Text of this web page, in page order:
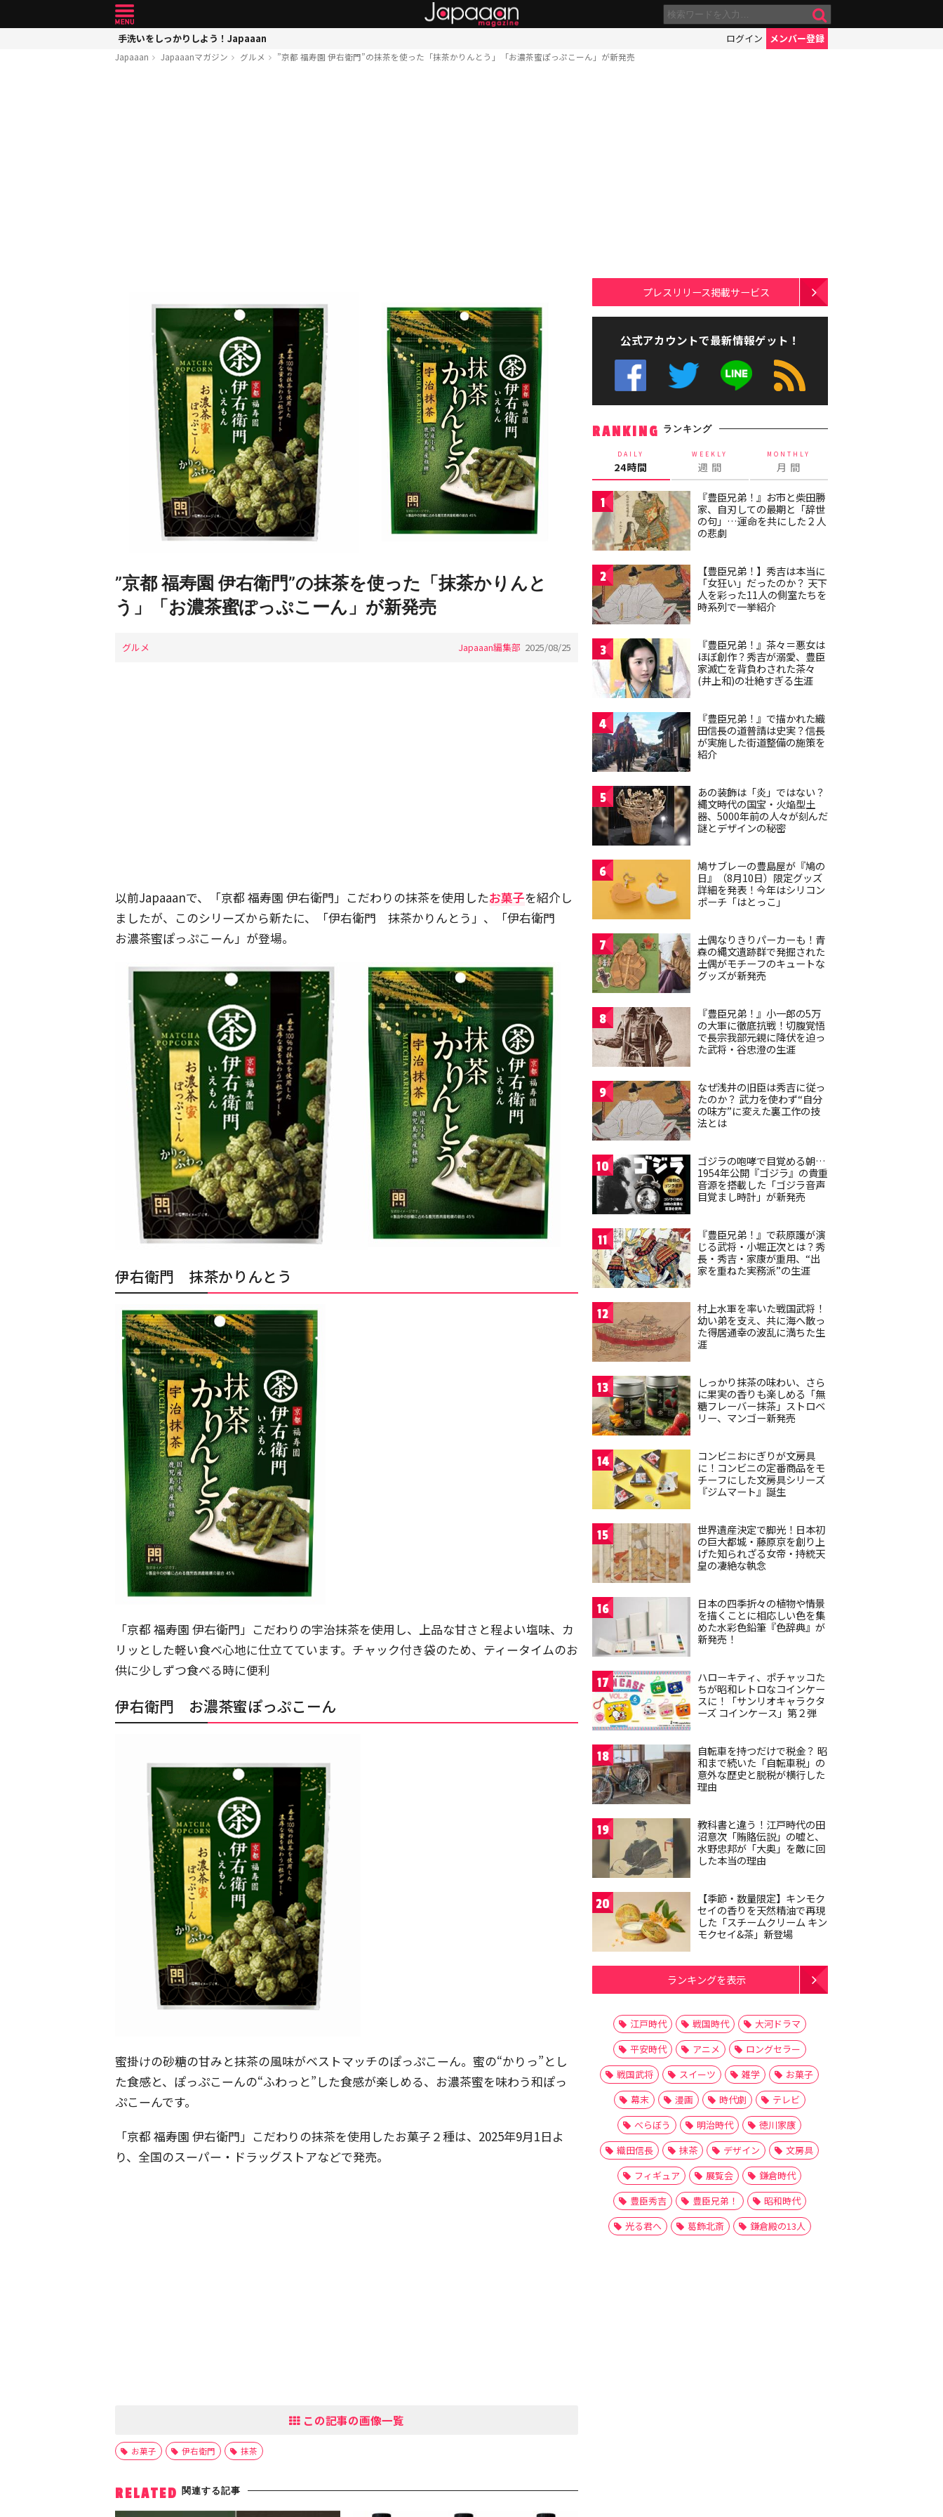
手洗いをしっかりしよう！Japaaan ログイン メンバー登録
Japaaan Japaaanマガジン グルメ ”京都 福寿園 伊右衛門”の抹茶を使った「抹茶かりんとう」「お濃茶蜜ぽっぷこーん」が新発売
”京都 福寿園 伊右衛門”の抹茶を使った「抹茶かりんと
う」「お濃茶蜜ぽっぷこーん」が新発売
グルメ Japaaan編集部 2025/08/25
以前Japaaanで、「京都 福寿園 伊右衛門」こだわりの抹茶を使用したお菓子を紹介し
ましたが、このシリーズから新たに、「伊右衛門 抹茶かりんとう」、「伊右衛門
お濃茶蜜ぽっぷこーん」が登場。
伊右衛門 抹茶かりんとう
「京都 福寿園 伊右衛門」こだわりの宇治抹茶を使用し、上品な甘さと程よい塩味、カ
リッとした軽い食べ心地に仕立てています。チャック付き袋のため、ティータイムのお
供に少しずつ食べる時に便利
伊右衛門 お濃茶蜜ぽっぷこーん
蜜掛けの砂糖の甘みと抹茶の風味がベストマッチのぽっぷこーん。蜜の“かりっ”とし
た食感と、ぽっぷこーんの“ふわっと”した食感が楽しめる、お濃茶蜜を味わう和ぽっ
ぷこーんです。
「京都 福寿園 伊右衛門」こだわりの抹茶を使用したお菓子２種は、2025年9月1日よ
り、全国のスーパー・ドラッグストアなどで発売。
この記事の画像一覧
お菓子 伊右衛門 抹茶
RELATED 関連する記事
プレスリリース掲載サービス
公式アカウントで最新情報ゲット！
RANKING ランキング
DAILY
24時間
WEEKLY
週 間
MONTHLY
月 間
1
『豊臣兄弟！』お市と柴田勝
家、自刃しての最期と「辞世
の句」…運命を共にした２人
の悲劇
2
【豊臣兄弟！】秀吉は本当に
「女狂い」だったのか？ 天下
人を彩った11人の側室たちを
時系列で一挙紹介
3
『豊臣兄弟！』茶々＝悪女は
ほぼ創作？秀吉が溺愛、豊臣
家滅亡を背負わされた茶々
(井上和)の壮絶すぎる生涯
4
『豊臣兄弟！』で描かれた織
田信長の道普請は史実？信長
が実施した街道整備の施策を
紹介
5
あの装飾は「炎」ではない？
縄文時代の国宝・火焔型土
器、5000年前の人々が刻んだ
謎とデザインの秘密
6
鳩サブレーの豊島屋が『鳩の
日』（8月10日）限定グッズ
詳細を発表！今年はシリコン
ポーチ「はとっこ」
7
土偶なりきりパーカーも！青
森の縄文遺跡群で発掘された
土偶がモチーフのキュートな
グッズが新発売
8
『豊臣兄弟！』小一郎の5万
の大軍に徹底抗戦！切腹覚悟
で長宗我部元親に降伏を迫っ
た武将・谷忠澄の生涯
9
なぜ浅井の旧臣は秀吉に従っ
たのか？ 武力を使わず“自分
の味方”に変えた裏工作の技
法とは
10
ゴジラの咆哮で目覚める朝…
1954年公開『ゴジラ』の貴重
音源を搭載した「ゴジラ音声
目覚まし時計」が新発売
11
『豊臣兄弟！』で萩原護が演
じる武将・小堀正次とは？秀
長・秀吉・家康が重用、“出
家を重ねた実務派”の生涯
12
村上水軍を率いた戦国武将！
幼い弟を支え、共に海へ散っ
た得居通幸の波乱に満ちた生
涯
13
しっかり抹茶の味わい、さら
に果実の香りも楽しめる「無
糖フレーバー抹茶」ストロベ
リー、マンゴー新発売
14
コンビニおにぎりが文房具
に！コンビニの定番商品をモ
チーフにした文房具シリーズ
『ジムマート』誕生
15
世界遺産決定で脚光！日本初
の巨大都城・藤原京を創り上
げた知られざる女帝・持統天
皇の凄絶な執念
16
日本の四季折々の植物や情景
を描くことに相応しい色を集
めた水彩色鉛筆『色辞典』が
新発売！
17
ハローキティ、ポチャッコた
ちが昭和レトロなコインケー
スに！「サンリオキャラクタ
ーズ コインケース」第２弾
18
自転車を持つだけで税金？ 昭
和まで続いた「自転車税」の
意外な歴史と脱税が横行した
理由
19
教科書と違う！江戸時代の田
沼意次「賄賂伝説」の嘘と、
水野忠邦が「大奥」を敵に回
した本当の理由
20
【季節・数量限定】キンモク
セイの香りを天然精油で再現
した「スチームクリーム キン
モクセイ&茶」新登場
ランキングを表示
江戸時代 戦国時代
大河ドラマ
平安時代
アニメ
ロングセラー
戦国武将
スイーツ 雑学
お菓子
幕末
漫画 時代劇
テレビ
べらぼう
明治時代
徳川家康
織田信長
抹茶 デザイン
文房具
フィギュア
展覧会
鎌倉時代
豊臣秀吉
豊臣兄弟！
昭和時代
光る君へ
葛飾北斎 鎌倉殿の13人